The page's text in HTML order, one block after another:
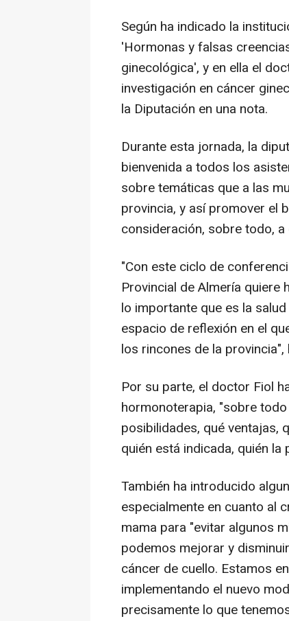
Según ha indicado la
'Hormonas y falsas
ginecológica', y en ella el
investigación en cáncer
la Diputación en una nota.
Durante esta jornada, la
bienvenida a todos los
sobre temáticas que a las
provincia, y así promover el
consideración, sobre todo,
"Con este ciclo de
Provincial de Almería quiere
lo importante que es la
espacio de reflexión en el
los rincones de la provincia",
Por su parte, el doctor Fiol
hormonoterapia, "sobre
posibilidades, qué ventajas,
quién está indicada, quién
También ha introducido
especialmente en cuanto al
mama para "evitar algunos
podemos mejorar y
cáncer de cuello. Estamos
implementando el nuevo
precisamente lo que